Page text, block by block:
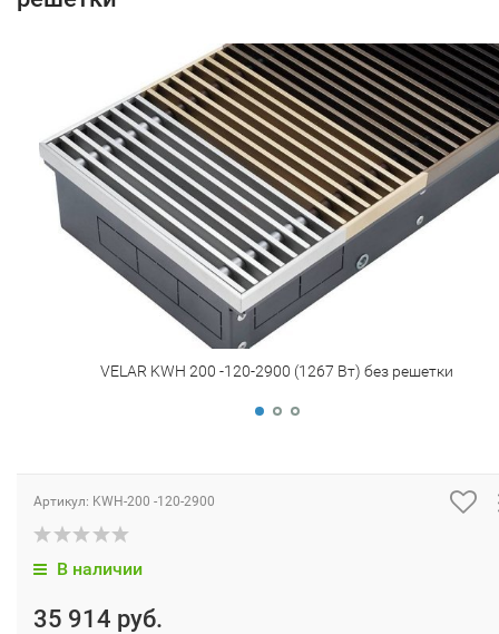
VELAR KWH 200 -120-2900 (1267 Вт) без решетки
Артикул: KWH-200 -120-2900
В наличии
35 914 руб.